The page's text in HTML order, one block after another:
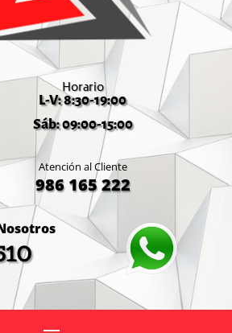
Horario
L-V: 8:30-19:00
Sáb: 09:00-15:00
Atención al Cliente
986 165 222